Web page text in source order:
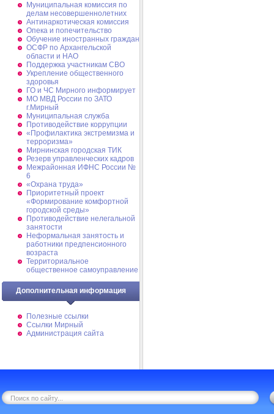
Муниципальная комиссия по
делам несовершеннолетних
Антинаркотическая комиссия
Опека и попечительство
Обучение иностранных граждан
ОСФР по Архангельской
области и НАО
Поддержка участникам СВО
Укрепление общественного
здоровья
ГО и ЧС Мирного информирует
МО МВД России по ЗАТО
г.Мирный
Муниципальная cлужба
Противодействие коррупции
«Профилактика экстремизма и
терроризма»
Мирнинская городская ТИК
Резерв управленческих кадров
Межрайонная ИФНС России №
6
«Охрана труда»
Приоритетный проект
«Формирование комфортной
городской среды»
Противодействие нелегальной
занятости
Неформальная занятость и
работники предпенсионного
возраста
Территориальное
общественное самоуправление
Дополнительная информация
Полезные ссылки
Ссылки Мирный
Администрация сайта